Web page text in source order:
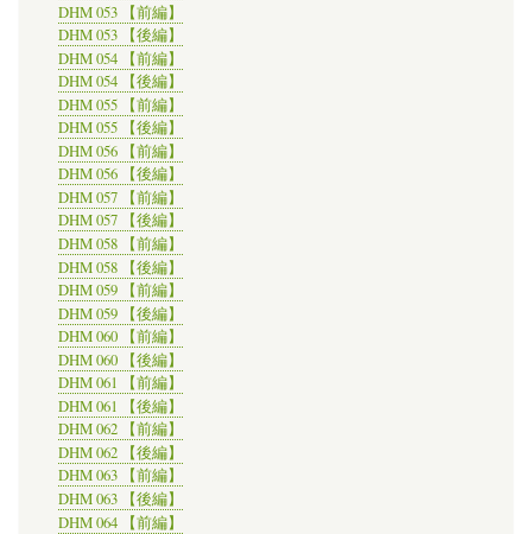
DHM 053 【前編】
DHM 053 【後編】
DHM 054 【前編】
DHM 054 【後編】
DHM 055 【前編】
DHM 055 【後編】
DHM 056 【前編】
DHM 056 【後編】
DHM 057 【前編】
DHM 057 【後編】
DHM 058 【前編】
DHM 058 【後編】
DHM 059 【前編】
DHM 059 【後編】
DHM 060 【前編】
DHM 060 【後編】
DHM 061 【前編】
DHM 061 【後編】
DHM 062 【前編】
DHM 062 【後編】
DHM 063 【前編】
DHM 063 【後編】
DHM 064 【前編】